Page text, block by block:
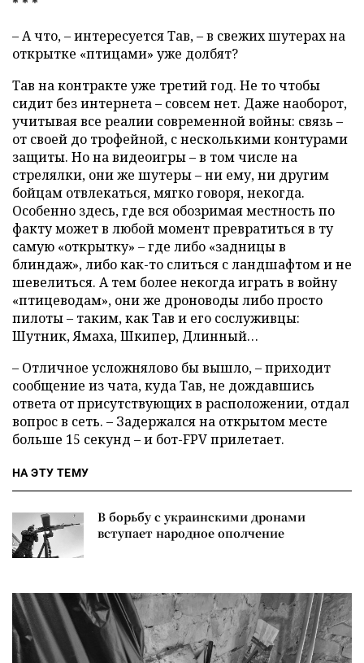
* * *
– А что, – интересуется Тав, – в свежих шутерах на
открытке «птицами» уже долбят?
Тав на контракте уже третий год. Не то чтобы
сидит без интернета – совсем нет. Даже наоборот,
учитывая все реалии современной войны: связь –
от своей до трофейной, с несколькими контурами
защиты. Но на видеоигры – в том числе на
стрелялки, они же шутеры – ни ему, ни другим
бойцам отвлекаться, мягко говоря, некогда.
Особенно здесь, где вся обозримая местность по
факту может в любой момент превратиться в ту
самую «открытку» – где либо «задницы в
блиндаж», либо как-то слиться с ландшафтом и не
шевелиться. А тем более некогда играть в войну
«птицеводам», они же дроноводы либо просто
пилоты – таким, как Тав и его сослуживцы:
Шутник, Ямаха, Шкипер, Длинный…
– Отличное усложнялово бы вышло, – приходит
сообщение из чата, куда Тав, не дождавшись
ответа от присутствующих в расположении, отдал
вопрос в сеть. – Задержался на открытом месте
больше 15 секунд – и бот-FPV прилетает.
НА ЭТУ ТЕМУ
В борьбу с украинскими дронами
вступает народное ополчение